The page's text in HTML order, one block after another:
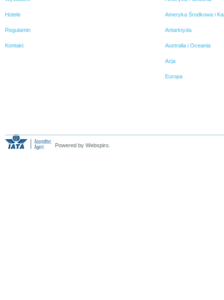
Hotele
Regulamin
Kontakt
Ameryka Środkowa i
Antarktyda
Australia i Oceania
Azja
Europa
Powered by Webspiro.